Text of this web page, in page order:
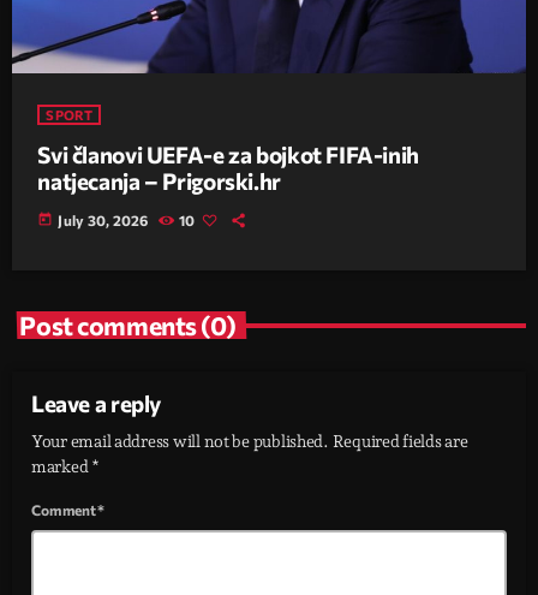
SPORT
Svi članovi UEFA-e za bojkot FIFA-inih
natjecanja – Prigorski.hr
today July 30, 2026 10
Post comments (0)
Leave a reply
Your email address will not be published. Required fields are
marked *
Comment*